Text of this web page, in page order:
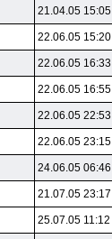
21.04.05 15:05
22.06.05 15:20
22.06.05 16:33
22.06.05 16:55
22.06.05 22:53
22.06.05 23:15
24.06.05 06:46
21.07.05 23:17
25.07.05 11:12